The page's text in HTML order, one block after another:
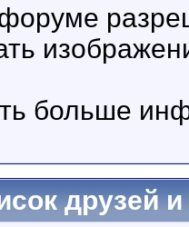
больше
друзей